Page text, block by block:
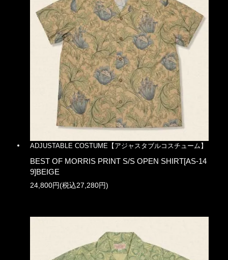
ADJUSTABLE COSTUME【アジャスタブルコスチューム】
BEST OF MORRIS PRINT S/S OPEN SHIRT[AS-14
9]BEIGE
24,800円(税込27,280円)